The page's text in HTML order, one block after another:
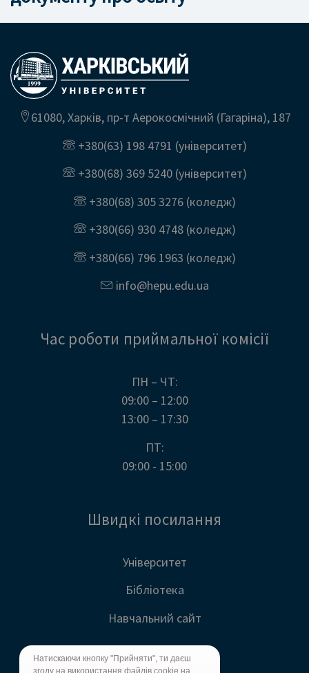
61080, Харків, пр-т Аерокосмічний (Гагаріна), 187
+380(63) 198 4791 (університет)
+380(68) 369 5240(університет)
+380(68) 305 3276(коледж)
+380(66) 930 4748(коледж)
+380(66) 796 1963 (коледж)
info@hepu.edu.ua
Час роботи приймальної комісії
ПН – ЧТ:
09:00 – 12:00
13:00 – 17:30
ПТ:
09:00 - 15:00
Швидкі посилання
Університет
Бібліотека
Навчальний сайт
Натискаючи кнопку "Прийняти", ти даєш
згоду на використання файлів cookie на